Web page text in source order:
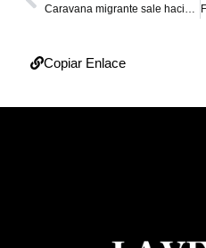
Caravana migrante sale hacia EE. UU. a una semana del regreso de Trump
Copiar Enlace